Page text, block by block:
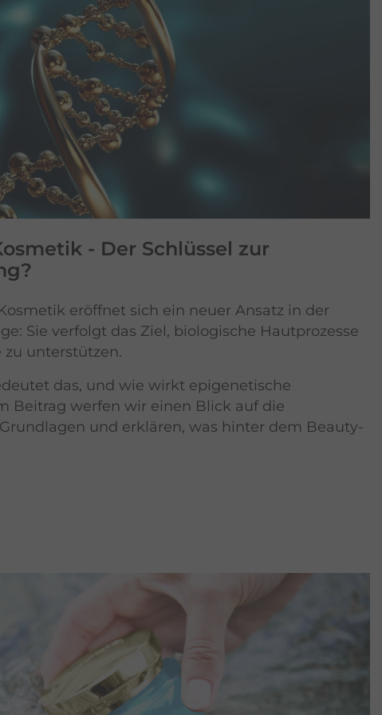
- Der Schlüssel zur
eröffnet sich ein neuer Ansatz in der
Sie verfolgt das Ziel, biologische Hautprozesse
zu unterstützen.
das, und wie wirkt epigenetische
Beitrag werfen wir einen Blick auf die
und erklären, was hinter dem Beauty-